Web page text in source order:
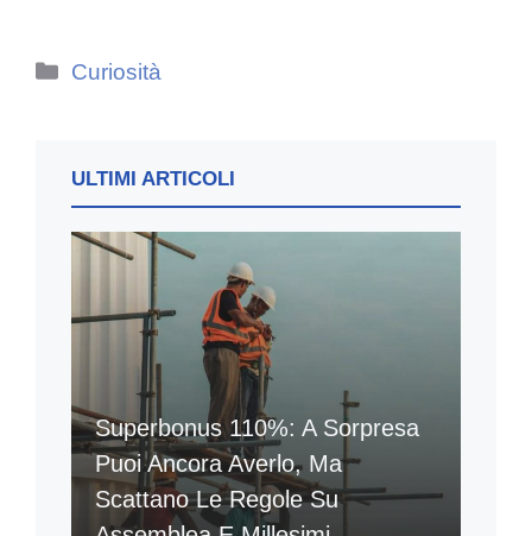
Categorie
Curiosità
ULTIMI ARTICOLI
Superbonus 110%: A Sorpresa
Puoi Ancora Averlo, Ma
Scattano Le Regole Su